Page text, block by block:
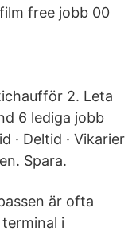
free jobb 00
2. Leta
6 lediga jobb
· Deltid · Vikarier
Spara.
är ofta
i